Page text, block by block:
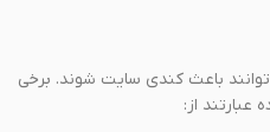
باعث کندی سایت شوند. برخی
عبارتند از: